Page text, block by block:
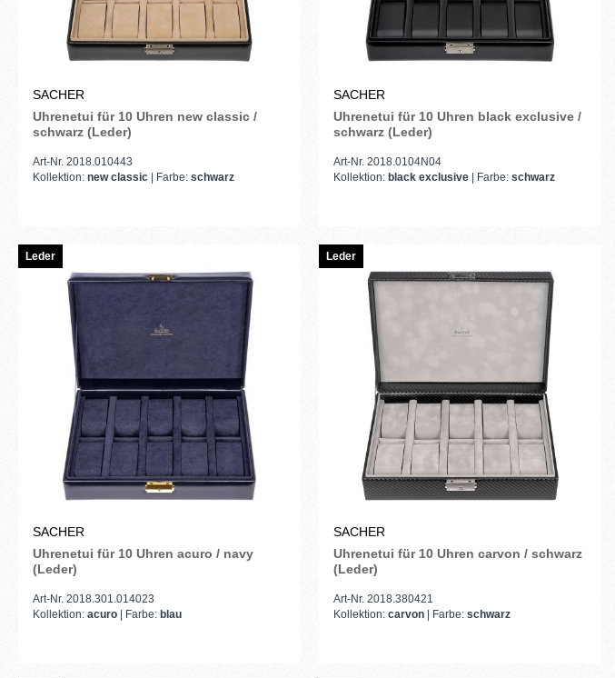
SACHER
Uhrenetui für 10 Uhren new classic /
schwarz (Leder)
Art-Nr. 2018.010443
Kollektion: new classic | Farbe: schwarz
SACHER
Uhrenetui für 10 Uhren black exclusive /
schwarz (Leder)
Art-Nr. 2018.0104N04
Kollektion: black exclusive | Farbe: schwarz
Leder
SACHER
Uhrenetui für 10 Uhren acuro / navy
(Leder)
Art-Nr. 2018.301.014023
Kollektion: acuro | Farbe: blau
Leder
SACHER
Uhrenetui für 10 Uhren carvon / schwarz
(Leder)
Art-Nr. 2018.380421
Kollektion: carvon | Farbe: schwarz